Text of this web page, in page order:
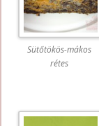
Sütőtökös-mákos
rétes